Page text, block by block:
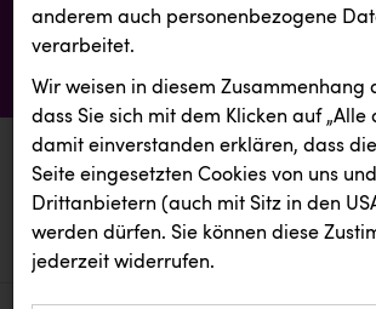
aktuelle aussendungen
aktuelle aussendungen
anderem auch personenbezogene
verarbeitet.
Wir weisen in diesem Zusammenhang
dass Sie sich mit dem Klicken auf „Alle
damit ein­ver­standen erklären, dass
Seite eingesetzten Cookies von uns
Drittanbietern (auch mit Sitz in den
werden dürfen. Sie können diese
jederzeit widerrufen.